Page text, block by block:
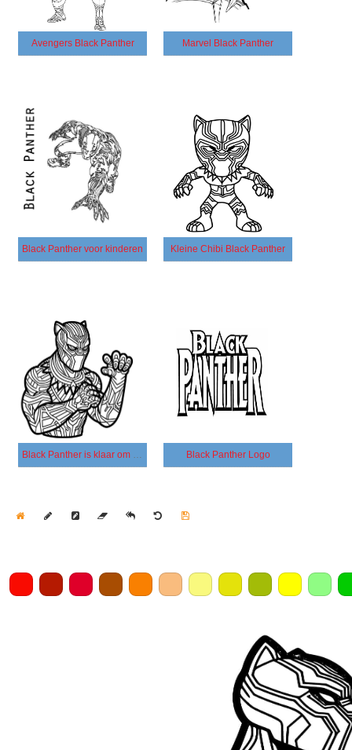
Avengers Black Panther Marvel Black Panther
Black Panther voor kinderen Kleine Chibi Black Panther
Black Panther is klaar om te vechten Black Panther Logo